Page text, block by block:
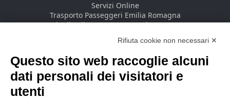
Servizi Online
Trasporto Passeggeri Emilia Romagna
Via di Saliceto, 3 - 40128 Bologna - IT
Rifiuta cookie non necessari ✕
Questo sito web raccoglie alcuni
dati personali dei visitatori e
utenti